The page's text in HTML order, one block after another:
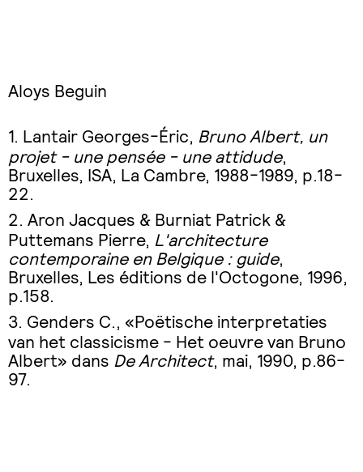
Aloys Beguin
Lantair Georges-Éric, Bruno Albert, un
projet - une pensée - une attidude,
Bruxelles, ISA, La Cambre, 1988-1989, p.18-
22.
Aron Jacques & Burniat Patrick &
Puttemans Pierre, L'architecture
contemporaine en Belgique : guide,
Bruxelles, Les éditions de l'Octogone, 1996,
p.158.
Genders C., «Poëtische interpretaties
van het classicisme - Het oeuvre van Bruno
Albert» dans De Architect, mai, 1990, p.86-
97.